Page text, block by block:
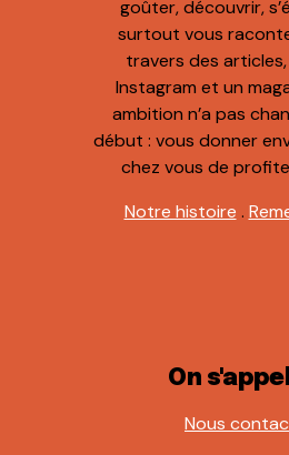
goûter, découvrir,
surtout vous
travers des
Instagram et un
ambition n’a pas
début : vous donner
chez vous de
Notre histoire .
On
Nous